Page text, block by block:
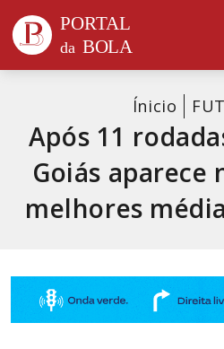
Ínicio
Após 11
Goiás aparece
melhores